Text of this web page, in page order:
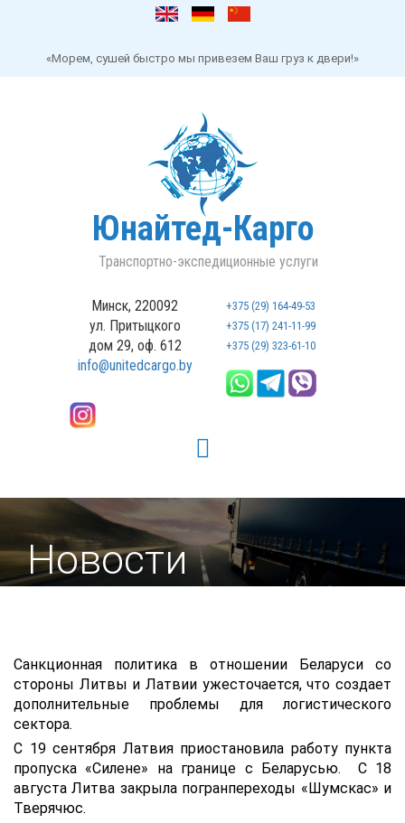
«Морем, сушей быстро мы привезем Ваш груз к двери!»
Юнайтед-Карго
Транспортно-экспедиционные услуги
Минск, 220092
ул. Притыцкого
дом 29, оф. 612
info@unitedcargo.by
+375 (29) 164-49-53
+375 (17) 241-11-99
+375 (29) 323-61-10
Новости
Санкционная политика в отношении Беларуси со
стороны Литвы и Латвии ужесточается, что создает
дополнительные проблемы для логистического
сектора.
С 19 сентября Латвия приостановила работу пункта
пропуска «Силене» на границе с Беларусью. С 18
августа Литва закрыла погранпереходы «Шумскас» и
Тверячюс.